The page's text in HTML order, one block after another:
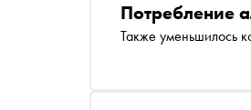
Потребление
Также уменьшилось